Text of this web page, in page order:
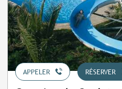
APPELER RÉSERVER